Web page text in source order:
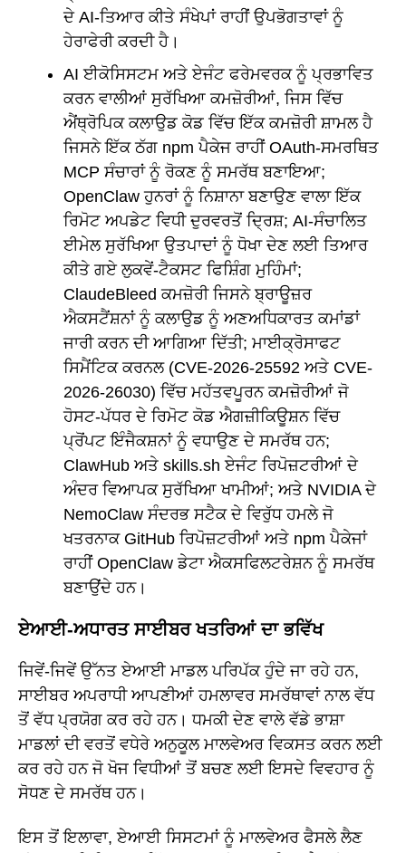
ਦੇ AI-ਤਿਆਰ ਕੀਤੇ ਸੰਖੇਪਾਂ ਰਾਹੀਂ ਉਪਭੋਗਤਾਵਾਂ ਨੂੰ
ਹੇਰਾਫੇਰੀ ਕਰਦੀ ਹੈ।
AI ਈਕੋਸਿਸਟਮ ਅਤੇ ਏਜੰਟ ਫਰੇਮਵਰਕ ਨੂੰ ਪ੍ਰਭਾਵਿਤ
ਕਰਨ ਵਾਲੀਆਂ ਸੁਰੱਖਿਆ ਕਮਜ਼ੋਰੀਆਂ, ਜਿਸ ਵਿੱਚ
ਐਂਥ੍ਰੋਪਿਕ ਕਲਾਉਡ ਕੋਡ ਵਿੱਚ ਇੱਕ ਕਮਜ਼ੋਰੀ ਸ਼ਾਮਲ ਹੈ
ਜਿਸਨੇ ਇੱਕ ਠੱਗ npm ਪੈਕੇਜ ਰਾਹੀਂ OAuth-ਸਮਰਥਿਤ
MCP ਸੰਚਾਰਾਂ ਨੂੰ ਰੋਕਣ ਨੂੰ ਸਮਰੱਥ ਬਣਾਇਆ;
OpenClaw ਹੁਨਰਾਂ ਨੂੰ ਨਿਸ਼ਾਨਾ ਬਣਾਉਣ ਵਾਲਾ ਇੱਕ
ਰਿਮੋਟ ਅਪਡੇਟ ਵਿਧੀ ਦੁਰਵਰਤੋਂ ਦ੍ਰਿਸ਼; AI-ਸੰਚਾਲਿਤ
ਈਮੇਲ ਸੁਰੱਖਿਆ ਉਤਪਾਦਾਂ ਨੂੰ ਧੋਖਾ ਦੇਣ ਲਈ ਤਿਆਰ
ਕੀਤੇ ਗਏ ਲੁਕਵੇਂ-ਟੈਕਸਟ ਫਿਸ਼ਿੰਗ ਮੁਹਿੰਮਾਂ;
ClaudeBleed ਕਮਜ਼ੋਰੀ ਜਿਸਨੇ ਬ੍ਰਾਊਜ਼ਰ
ਐਕਸਟੈਂਸ਼ਨਾਂ ਨੂੰ ਕਲਾਉਡ ਨੂੰ ਅਣਅਧਿਕਾਰਤ ਕਮਾਂਡਾਂ
ਜਾਰੀ ਕਰਨ ਦੀ ਆਗਿਆ ਦਿੱਤੀ; ਮਾਈਕ੍ਰੋਸਾਫਟ
ਸਿਮੈਂਟਿਕ ਕਰਨਲ (CVE-2026-25592 ਅਤੇ CVE-
2026-26030) ਵਿੱਚ ਮਹੱਤਵਪੂਰਨ ਕਮਜ਼ੋਰੀਆਂ ਜੋ
ਹੋਸਟ-ਪੱਧਰ ਦੇ ਰਿਮੋਟ ਕੋਡ ਐਗਜ਼ੀਕਿਊਸ਼ਨ ਵਿੱਚ
ਪ੍ਰੋਂਪਟ ਇੰਜੈਕਸ਼ਨਾਂ ਨੂੰ ਵਧਾਉਣ ਦੇ ਸਮਰੱਥ ਹਨ;
ClawHub ਅਤੇ skills.sh ਏਜੰਟ ਰਿਪੋਜ਼ਟਰੀਆਂ ਦੇ
ਅੰਦਰ ਵਿਆਪਕ ਸੁਰੱਖਿਆ ਖਾਮੀਆਂ; ਅਤੇ NVIDIA ਦੇ
NemoClaw ਸੰਦਰਭ ਸਟੈਕ ਦੇ ਵਿਰੁੱਧ ਹਮਲੇ ਜੋ
ਖਤਰਨਾਕ GitHub ਰਿਪੋਜ਼ਟਰੀਆਂ ਅਤੇ npm ਪੈਕੇਜਾਂ
ਰਾਹੀਂ OpenClaw ਡੇਟਾ ਐਕਸਫਿਲਟਰੇਸ਼ਨ ਨੂੰ ਸਮਰੱਥ
ਬਣਾਉਂਦੇ ਹਨ।
ਏਆਈ-ਅਧਾਰਤ ਸਾਈਬਰ ਖਤਰਿਆਂ ਦਾ ਭਵਿੱਖ
ਜਿਵੇਂ-ਜਿਵੇਂ ਉੱਨਤ ਏਆਈ ਮਾਡਲ ਪਰਿਪੱਕ ਹੁੰਦੇ ਜਾ ਰਹੇ ਹਨ,
ਸਾਈਬਰ ਅਪਰਾਧੀ ਆਪਣੀਆਂ ਹਮਲਾਵਰ ਸਮਰੱਥਾਵਾਂ ਨਾਲ ਵੱਧ
ਤੋਂ ਵੱਧ ਪ੍ਰਯੋਗ ਕਰ ਰਹੇ ਹਨ। ਧਮਕੀ ਦੇਣ ਵਾਲੇ ਵੱਡੇ ਭਾਸ਼ਾ
ਮਾਡਲਾਂ ਦੀ ਵਰਤੋਂ ਵਧੇਰੇ ਅਨੁਕੂਲ ਮਾਲਵੇਅਰ ਵਿਕਸਤ ਕਰਨ ਲਈ
ਕਰ ਰਹੇ ਹਨ ਜੋ ਖੋਜ ਵਿਧੀਆਂ ਤੋਂ ਬਚਣ ਲਈ ਇਸਦੇ ਵਿਵਹਾਰ ਨੂੰ
ਸੋਧਣ ਦੇ ਸਮਰੱਥ ਹਨ।
ਇਸ ਤੋਂ ਇਲਾਵਾ, ਏਆਈ ਸਿਸਟਮਾਂ ਨੂੰ ਮਾਲਵੇਅਰ ਫੈਸਲੇ ਲੈਣ